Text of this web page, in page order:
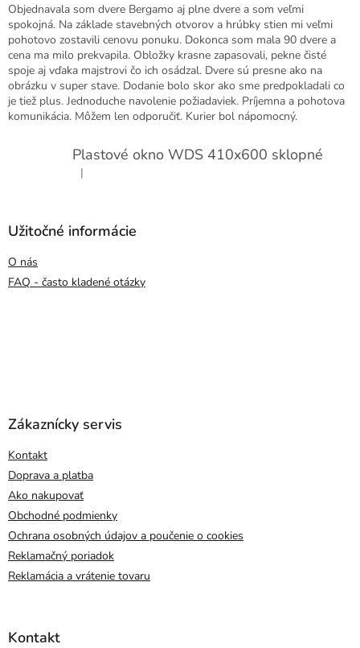
Objednavala som dvere Bergamo aj plne dvere a som veľmi
spokojná. Na základe stavebných otvorov a hrúbky stien mi veľmi
pohotovo zostavili cenovu ponuku. Dokonca som mala 90 dvere a
cena ma milo prekvapila. Obložky krasne zapasovali, pekne čisté
spoje aj vďaka majstrovi čo ich osádzal. Dvere sú presne ako na
obrázku v super stave. Dodanie bolo skor ako sme predpokladali co
je tiež plus. Jednoduche navolenie požiadaviek. Príjemna a pohotova
komunikácia. Môžem len odporučiť. Kurier bol nápomocný.
Plastové okno WDS 410x600 sklopné
Hodnotenie produktu je 5 z 5 hviezdičiek.
|
Užitočné informácie
O nás
FAQ - často kladené otázky
Zákaznícky servis
Kontakt
Doprava a platba
Ako nakupovať
Obchodné podmienky
Ochrana osobných údajov a poučenie o cookies
Reklamačný poriadok
Reklamácia a vrátenie tovaru
Kontakt